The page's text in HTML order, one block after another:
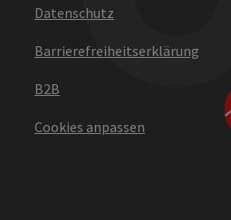
Datenschutz
Barrierefreiheitserklärung
B2B
Cookies anpassen